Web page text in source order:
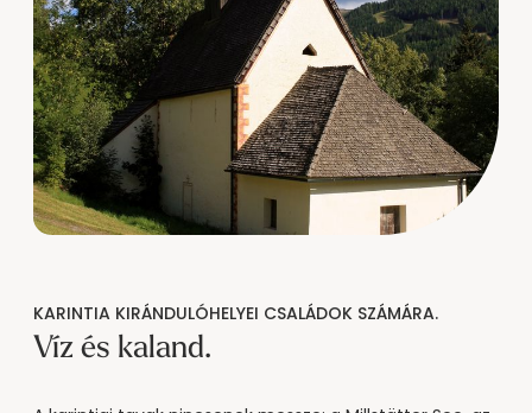
KARINTIA KIRÁNDULÓHELYEI CSALÁDOK SZÁMÁRA.
Víz és kaland.